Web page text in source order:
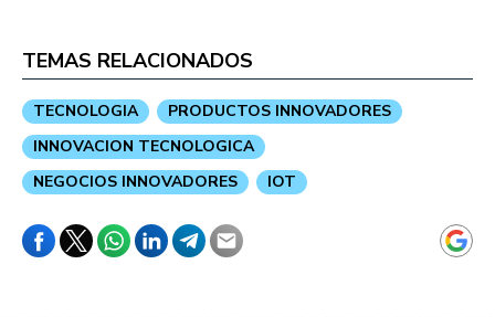
TEMAS RELACIONADOS
TECNOLOGIA
PRODUCTOS INNOVADORES
INNOVACION TECNOLOGICA
NEGOCIOS INNOVADORES
IOT